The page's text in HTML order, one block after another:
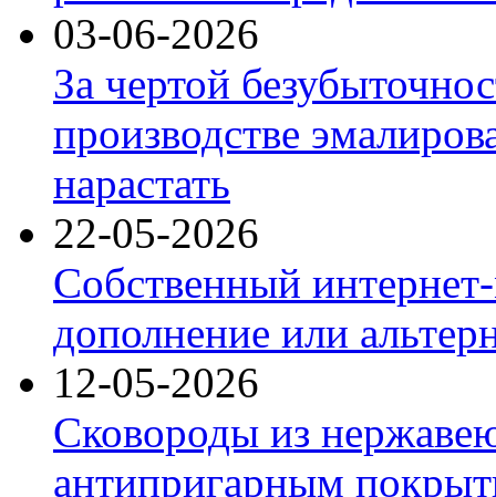
03-06-2026
За чертой
производстве
нарастать
22-05-2026
Собственный
дополнение или
12-05-2026
Сковороды из
антипригарным